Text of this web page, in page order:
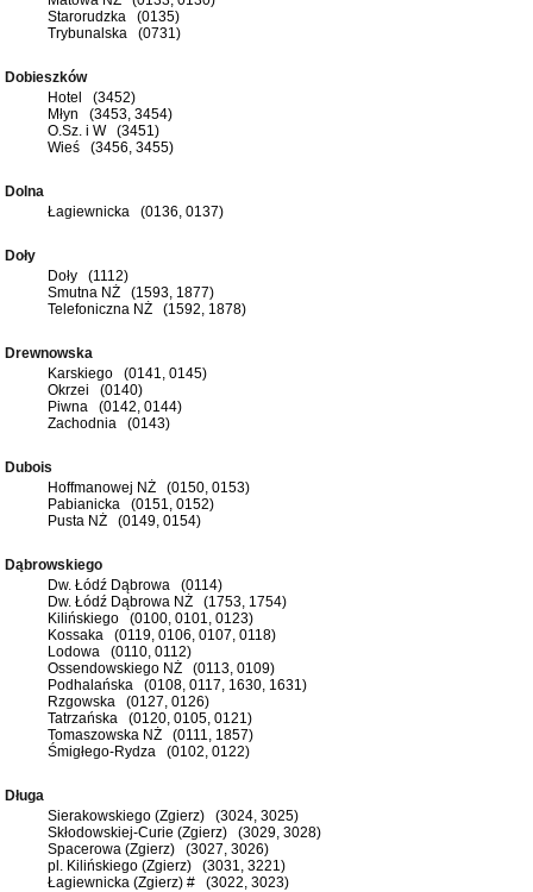
Starorudzka (0135)
Trybunalska (0731)
Dobieszków
Hotel (3452)
Młyn (3453, 3454)
O.Sz. i W (3451)
Wieś (3456, 3455)
Dolna
Łagiewnicka (0136, 0137)
Doły
Doły (1112)
Smutna NŻ (1593, 1877)
Telefoniczna NŻ (1592, 1878)
Drewnowska
Karskiego (0141, 0145)
Okrzei (0140)
Piwna (0142, 0144)
Zachodnia (0143)
Dubois
Hoffmanowej NŻ (0150, 0153)
Pabianicka (0151, 0152)
Pusta NŻ (0149, 0154)
Dąbrowskiego
Dw. Łódź Dąbrowa (0114)
Dw. Łódź Dąbrowa NŻ (1753, 1754)
Kilińskiego (0100, 0101, 0123)
Kossaka (0119, 0106, 0107, 0118)
Lodowa (0110, 0112)
Ossendowskiego NŻ (0113, 0109)
Podhalańska (0108, 0117, 1630, 1631)
Rzgowska (0127, 0126)
Tatrzańska (0120, 0105, 0121)
Tomaszowska NŻ (0111, 1857)
Śmigłego-Rydza (0102, 0122)
Długa
Sierakowskiego (Zgierz) (3024, 3025)
Skłodowskiej-Curie (Zgierz) (3029, 3028)
Spacerowa (Zgierz) (3027, 3026)
pl. Kilińskiego (Zgierz) (3031, 3221)
Łagiewnicka (Zgierz) # (3022, 3023)